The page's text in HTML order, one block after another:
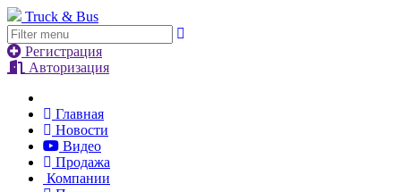
Truck & Bus
Регистрация
Авторизация
Главная
Новости
Видео
Продажа
Компании